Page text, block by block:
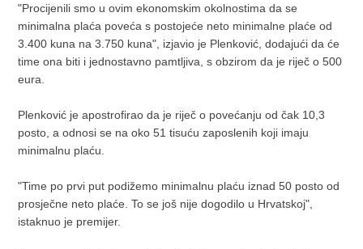
"Procijenili smo u ovim ekonomskim okolnostima da se
minimalna plaća poveća s postojeće neto minimalne plaće od
3.400 kuna na 3.750 kuna", izjavio je Plenković, dodajući da će
time ona biti i jednostavno pamtljiva, s obzirom da je riječ o 500
eura.
Plenković je apostrofirao da je riječ o povećanju od čak 10,3
posto, a odnosi se na oko 51 tisuću zaposlenih koji imaju
minimalnu plaću.
"Time po prvi put podižemo minimalnu plaću iznad 50 posto od
prosječne neto plaće. To se još nije dogodilo u Hrvatskoj",
istaknuo je premijer.